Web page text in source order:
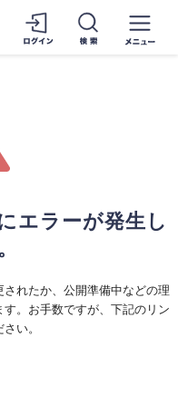
エラーが発生し
れたか、公開準備中などの理
。お手数ですが、下記のリン
い。